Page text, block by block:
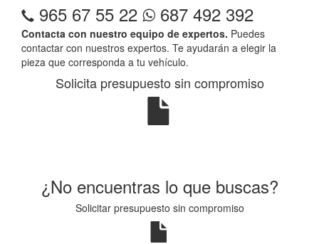
965 67 55 22 687 492 392
Contacta con nuestro equipo de expertos. Puedes
contactar con nuestros expertos. Te ayudarán a elegir la
pieza que corresponda a tu vehículo.
Solicita presupuesto sin compromiso
¿No encuentras lo que buscas?
Solicitar presupuesto sin compromiso